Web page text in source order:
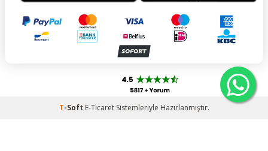
T-Soft E-TicaretSistemleriyle Hazırlanmıştır.